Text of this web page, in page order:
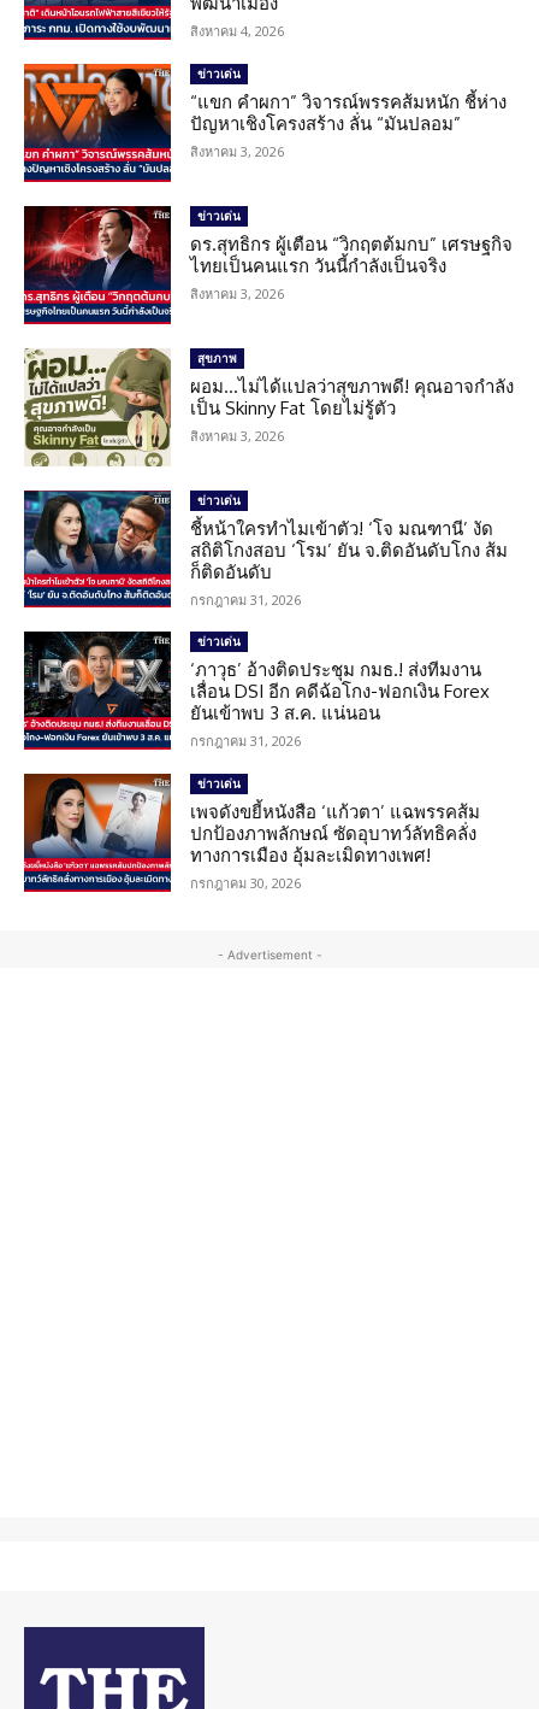
สิงหาคม 4, 2026
ข่าวเด่น
“แขก คำผกา” วิจารณ์พรรคส้มหนัก ชี้ห่าง
ปัญหาเชิงโครงสร้าง ลั่น “มันปลอม”
สิงหาคม 3, 2026
ข่าวเด่น
ดร.สุทธิกร ผู้เตือน “วิกฤตต้มกบ” เศรษฐกิจ
ไทยเป็นคนแรก วันนี้กำลังเป็นจริง
สิงหาคม 3, 2026
สุขภาพ
ผอม…ไม่ได้แปลว่าสุขภาพดี! คุณอาจกำลัง
เป็น Skinny Fat โดยไม่รู้ตัว
สิงหาคม 3, 2026
ข่าวเด่น
ชี้หน้าใครทำไมเข้าตัว! ‘โจ มณฑานี’ งัด
สถิติโกงสอบ ‘โรม’ ยัน จ.ติดอันดับโกง ส้ม
ก็ติดอันดับ
กรกฎาคม 31, 2026
ข่าวเด่น
‘ภาวุธ’ อ้างติดประชุม กมธ.! ส่งทีมงาน
เลื่อน DSI อีก คดีฉ้อโกง-ฟอกเงิน Forex
ยันเข้าพบ 3 ส.ค. แน่นอน
กรกฎาคม 31, 2026
ข่าวเด่น
เพจดังขยี้หนังสือ ‘แก้วตา’ แฉพรรคส้ม
ปกป้องภาพลักษณ์ ซัดอุบาทว์ลัทธิคลั่ง
ทางการเมือง อุ้มละเมิดทางเพศ!
กรกฎาคม 30, 2026
- Advertisement -